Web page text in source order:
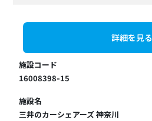
詳細を見る
施設コード
16008398-15
施設名
三井のカーシェアーズ 神奈川